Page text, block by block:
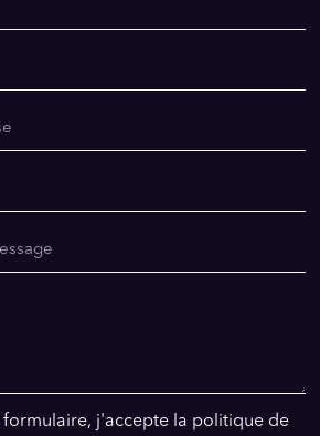
formulaire, j'accepte la politique de